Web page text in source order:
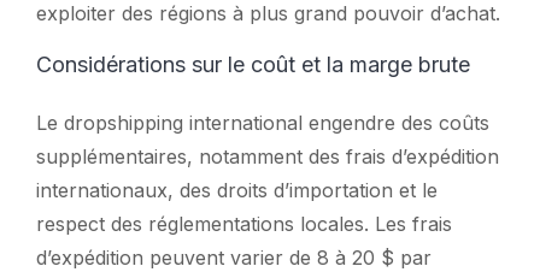
exploiter des régions à plus grand pouvoir d’achat.
Considérations sur le coût et la marge brute
Le dropshipping international engendre des coûts
supplémentaires, notamment des frais d’expédition
internationaux, des droits d’importation et le
respect des réglementations locales. Les frais
d’expédition peuvent varier de 8 à 20 $ par